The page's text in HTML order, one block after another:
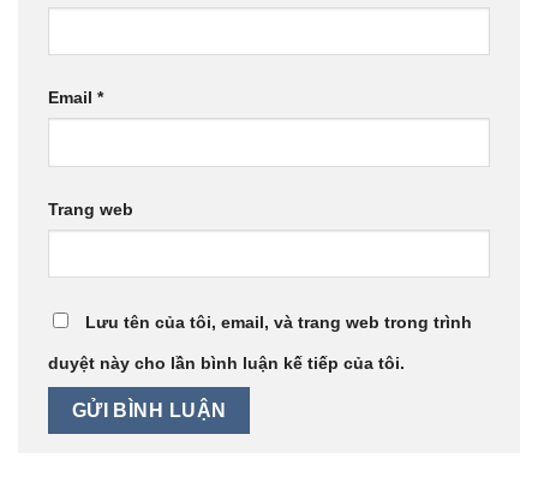
Email *
Trang web
Lưu tên của tôi, email, và trang web trong trình
duyệt này cho lần bình luận kế tiếp của tôi.